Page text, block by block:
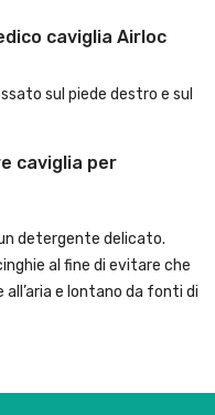
caviglia Airloc
sul piede destro e sul
caviglia per
detergente delicato.
al fine di evitare che
e lontano da fonti di